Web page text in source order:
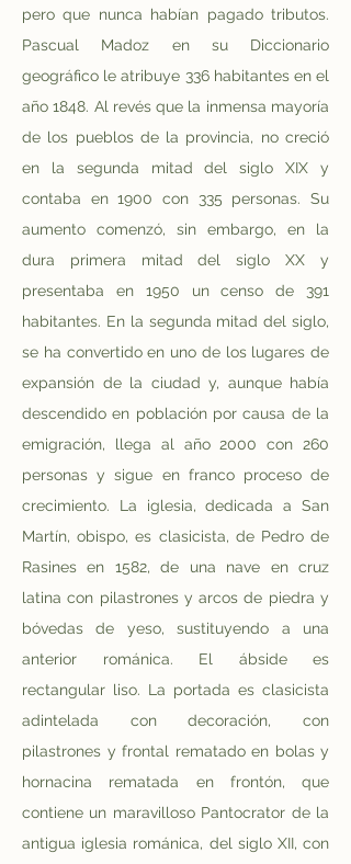
pero que nunca habían pagado tributos.
Pascual Madoz en su Diccionario
geográfico le atribuye 336 habitantes en el
año 1848. Al revés que la inmensa mayoría
de los pueblos de la provincia, no creció
en la segunda mitad del siglo XIX y
contaba en 1900 con 335 personas.
Su
aumento comenzó, sin embargo, en la
dura primera mitad del siglo XX y
presentaba en 1950 un censo de 391
habitantes. En la segunda mitad del siglo,
se ha convertido en uno de los lugares de
expansión de la ciudad y, aunque había
descendido en población por causa de la
emigración, llega al año 2000 con 260
personas y sigue en franco proceso de
crecimiento.
La iglesia, dedicada a San
Martín, obispo, es clasicista, de Pedro de
Rasines en 1582, de una nave en cruz
latina con pilastrones y arcos de piedra y
bóvedas de yeso, sustituyendo a una
anterior románica. El ábside es
rectangular liso. La portada es clasicista
adintelada con decoración, con
pilastrones y frontal rematado en bolas y
hornacina rematada en frontón, que
contiene un maravilloso Pantocrator de la
antigua iglesia románica, del siglo XII, con